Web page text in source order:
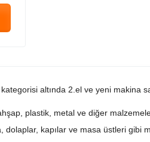
kategorisi altında 2.el ve yeni makina
plastik, metal ve diğer
kapılar ve masa üstleri gibi